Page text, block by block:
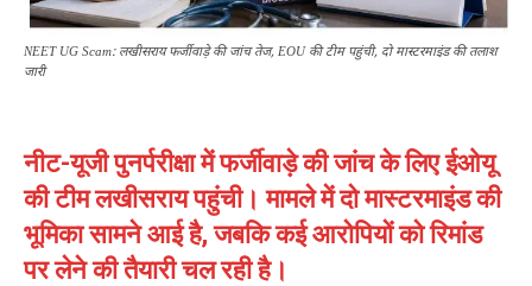
NEET UG Scam: लखीसराय फर्जीवाड़े की जांच तेज, EOU की टीम पहुंची, दो मास्टरमाइंड की तलाश
जारी
नीट-यूजी पुनर्परीक्षा में फर्जीवाड़े की जांच के लिए ईओयू
की टीम लखीसराय पहुंची। मामले में दो मास्टरमाइंड की
भूमिका सामने आई है, जबकि कई आरोपियों को रिमांड
पर लेने की तैयारी चल रही है।